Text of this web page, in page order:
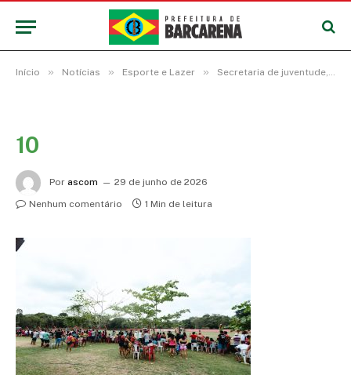
Início » Notícias » Esporte e Lazer » Secretaria de juventude, esporte e lazer abre Campeonatos de Base de Futsal e jogos distritais neste final de semana em Barcarena
10
Por ascom
29 de junho de 2026
Nenhum comentário
1 Min de leitura